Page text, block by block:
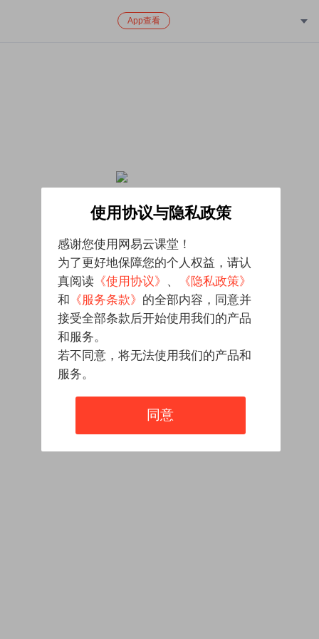
App查看
使用协议与隐私政策
感谢您使用网易云课堂！
为了更好地保障您的个人权益，请认
真阅读 《使用协议》 、
《隐私政策》
和 《服务条款》 的全部内容，同意并
接受全部条款后开始使用我们的产品
和服务。
若不同意，将无法使用我们的产品和
服务。
同意